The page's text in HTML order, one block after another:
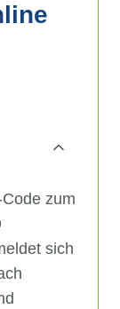
zum
sich